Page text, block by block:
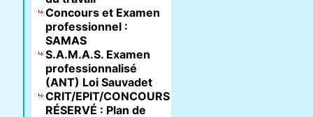
Concours et Examen
professionnel :
SAMAS
S.A.M.A.S. Examen
professionnalisé
(ANT) Loi Sauvadet
CRIT/EPIT/CONCOURS
RÉSERVÉ : Plan de